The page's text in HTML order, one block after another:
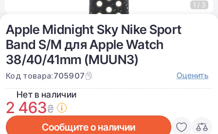
Apple Midnight Sky Nike Sport
Band S/M для Apple Watch
38/40/41mm (MUUN3)
Код товара:705907 Оценить
Нет в наличии
2 463₴
Сообщите о наличии
1 / 3